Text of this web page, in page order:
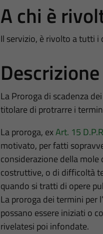
A chi è
Il servizio, è rivolto a tutti
Descrizione
La Proroga di scadenza
titolare di protrarre i
La proroga, exArt. 15
motivato, per fatti
considerazione della mole
costruttive, o di difficoltà
quando si tratti di opere
La proroga dei termini per
possano essere iniziati o
rivelatesi poi infondate.